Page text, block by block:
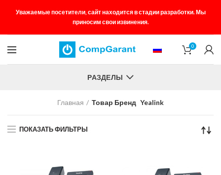
Уважаемые посетители, сайт находится в стадии разработки. Мы
приносим свои извинения.
0
РАЗДЕЛЫ
Главная Товар Бренд Yealink
ПОКАЗАТЬ ФИЛЬТРЫ